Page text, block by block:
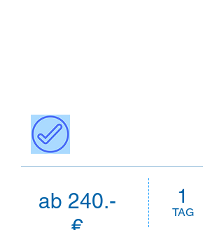
ab 240.-
1
TAG